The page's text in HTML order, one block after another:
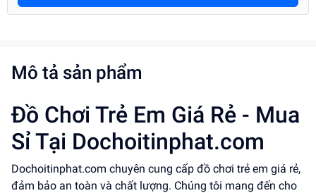
Mô tả sản phẩm
Đồ Chơi Trẻ Em Giá Rẻ - Mua
Sỉ Tại Dochoitinphat.com
Dochoitinphat.com chuyên cung cấp đồ chơi trẻ em giá rẻ,
đảm bảo an toàn và chất lượng. Chúng tôi mang đến cho